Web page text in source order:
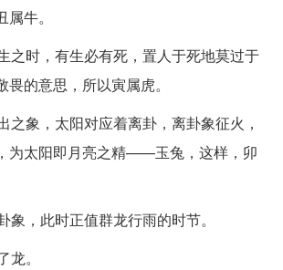
牛。
之时，有生必有死，置人于死地莫过于
的意思，所以寅属虎。
之象，太阳对应着离卦，离卦象征火，
为太阳即月亮之精——玉兔，这样，卯
象，此时正值群龙行雨的时节。
。